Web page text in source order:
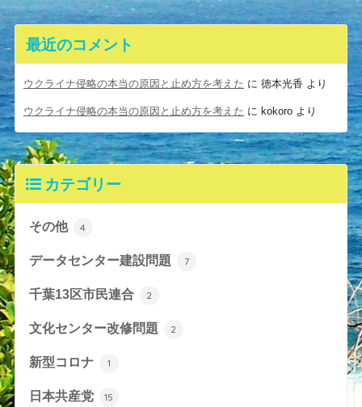
最近のコメント
ウクライナ侵略の本当の原因と止め方を考えた に 徳本光香 より
ウクライナ侵略の本当の原因と止め方を考えた に kokoroより
カテゴリー
その他 4
データセンター建設問題 7
千葉13区市民連合 2
文化センター改修問題 2
新型コロナ 1
日本共産党 15